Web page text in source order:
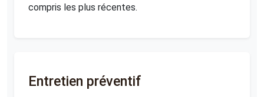
compris les plus récentes.
Entretien préventif